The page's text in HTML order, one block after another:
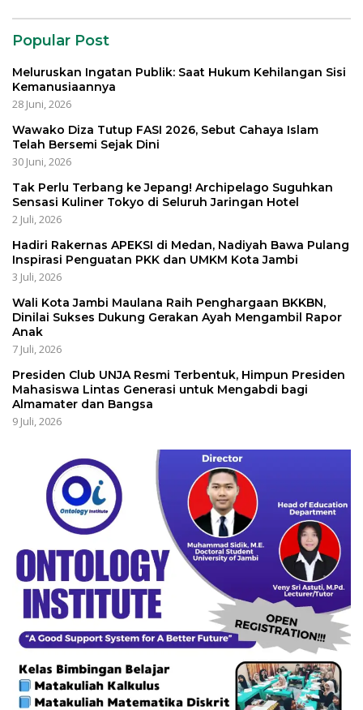
Popular Post
Meluruskan Ingatan Publik: Saat Hukum Kehilangan Sisi
Kemanusiaannya
28 Juni, 2026
Wawako Diza Tutup FASI 2026, Sebut Cahaya Islam
Telah Bersemi Sejak Dini
30 Juni, 2026
Tak Perlu Terbang ke Jepang! Archipelago Suguhkan
Sensasi Kuliner Tokyo di Seluruh Jaringan Hotel
2 Juli, 2026
Hadiri Rakernas APEKSI di Medan, Nadiyah Bawa Pulang
Inspirasi Penguatan PKK dan UMKM Kota Jambi
3 Juli, 2026
Wali Kota Jambi Maulana Raih Penghargaan BKKBN,
Dinilai Sukses Dukung Gerakan Ayah Mengambil Rapor
Anak
7 Juli, 2026
Presiden Club UNJA Resmi Terbentuk, Himpun Presiden
Mahasiswa Lintas Generasi untuk Mengabdi bagi
Almamater dan Bangsa
9 Juli, 2026